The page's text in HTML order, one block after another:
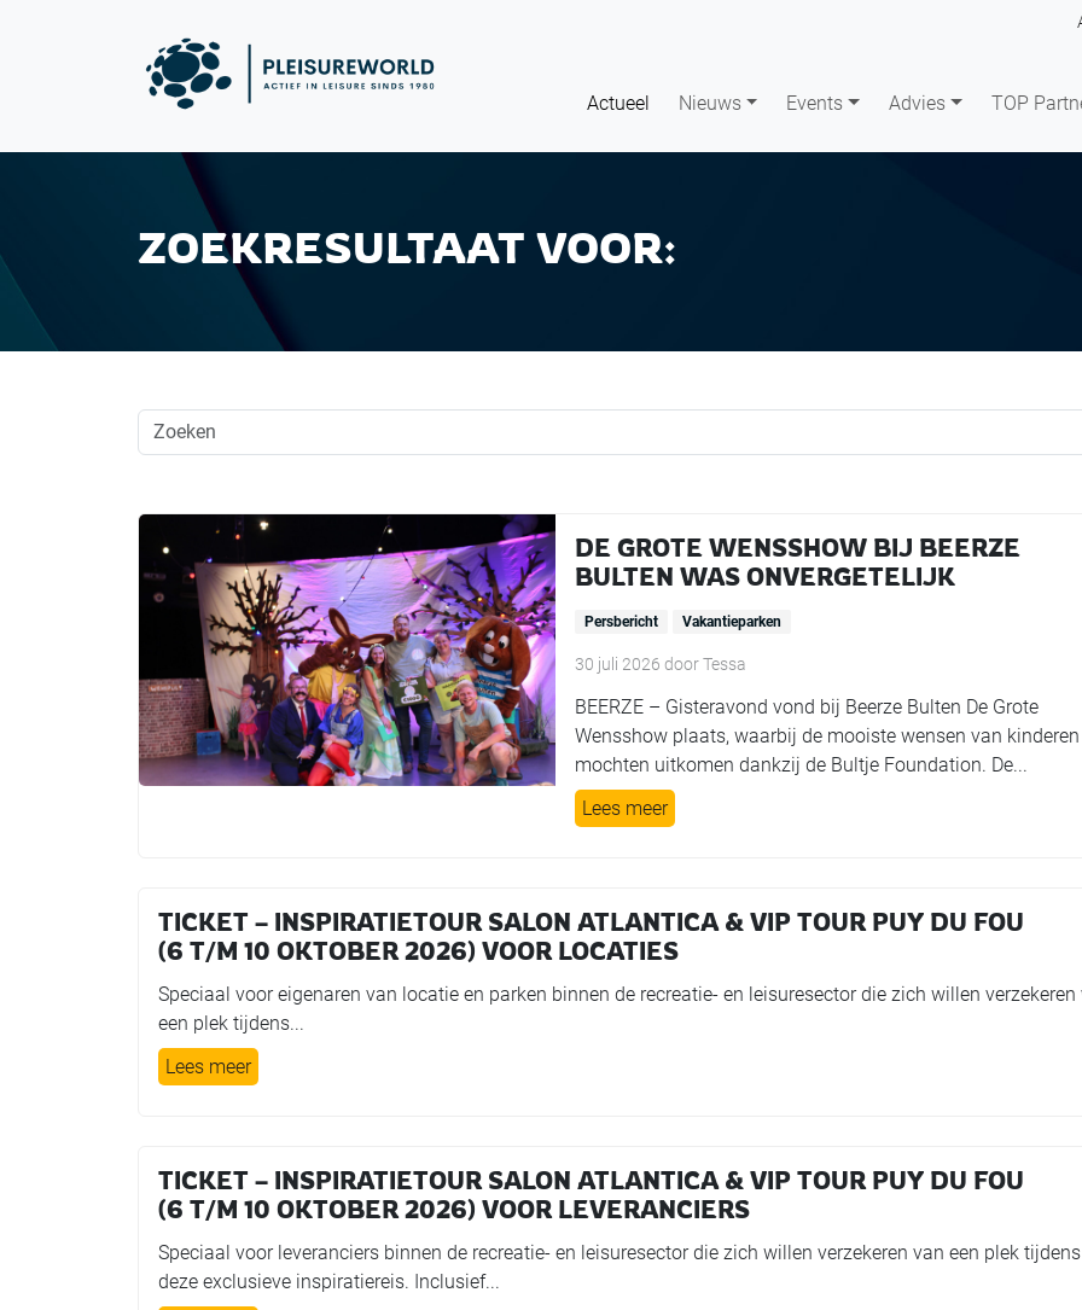
Actueel Nieuws Events Advies TOP
ZOEKRESULTAAT VOOR:
DE GROTE WENSSHOW BIJ BEERZE
BULTEN WAS ONVERGETELIJK
Persbericht Vakantieparken
30 juli 2026 doorTessa
BEERZE – Gisteravond vond bij Beerze Bulten De Grote
Wensshow plaats, waarbij de mooiste wensen van kinderen
mochten uitkomen dankzij de Bultje Foundation. De...
Lees meer
TICKET – INSPIRATIETOUR SALON ATLANTICA & VIP TOUR PUY DU FOU
(6 T/M 10 OKTOBER 2026) VOOR LOCATIES
Speciaal voor eigenaren van locatie en parken binnen de recreatie- en leisuresector die zich willen verzekeren
een plek tijdens...
Lees meer
TICKET – INSPIRATIETOUR SALON ATLANTICA & VIP TOUR PUY DU FOU
(6 T/M 10 OKTOBER 2026) VOOR LEVERANCIERS
Speciaal voor leveranciers binnen de recreatie- en leisuresector die zich willen verzekeren van een plek tijdens
deze exclusieve inspiratiereis. Inclusief...